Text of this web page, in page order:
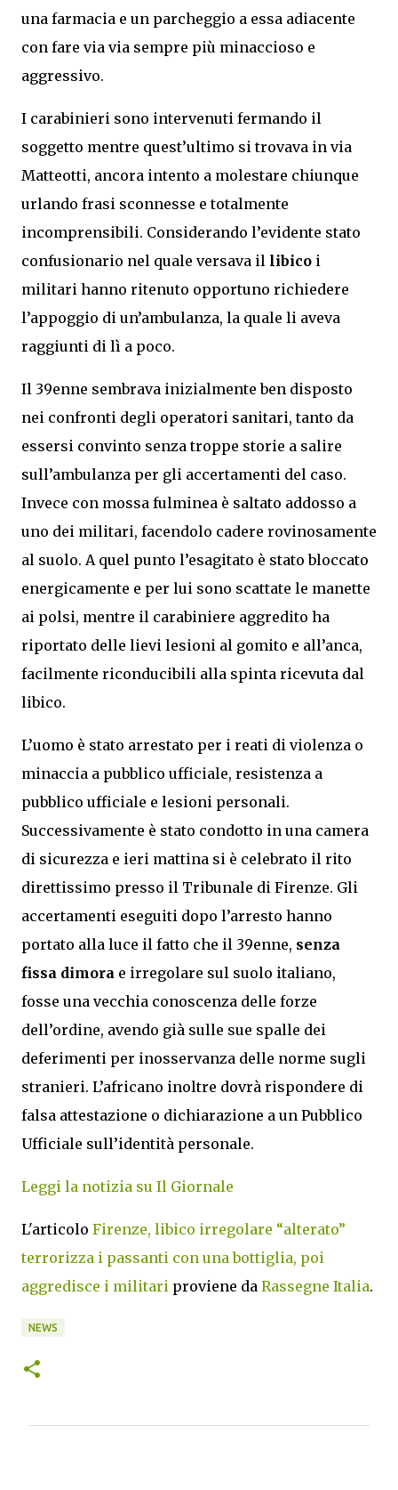
una farmacia e un parcheggio a essa adiacente
con fare via via sempre più minaccioso e
aggressivo.
I carabinieri sono intervenuti fermando il
soggetto mentre quest’ultimo si trovava in via
Matteotti, ancora intento a molestare chiunque
urlando frasi sconnesse e totalmente
incomprensibili. Considerando l’evidente stato
confusionario nel quale versava il libico i
militari hanno ritenuto opportuno richiedere
l’appoggio di un’ambulanza, la quale li aveva
raggiunti di lì a poco.
Il 39enne sembrava inizialmente ben disposto
nei confronti degli operatori sanitari, tanto da
essersi convinto senza troppe storie a salire
sull’ambulanza per gli accertamenti del caso.
Invece con mossa fulminea è saltato addosso a
uno dei militari, facendolo cadere rovinosamente
al suolo. A quel punto l’esagitato è stato bloccato
energicamente e per lui sono scattate le manette
ai polsi, mentre il carabiniere aggredito ha
riportato delle lievi lesioni al gomito e all’anca,
facilmente riconducibili alla spinta ricevuta dal
libico.
L’uomo è stato arrestato per i reati di violenza o
minaccia a pubblico ufficiale, resistenza a
pubblico ufficiale e lesioni personali.
Successivamente è stato condotto in una camera
di sicurezza e ieri mattina si è celebrato il rito
direttissimo presso il Tribunale di Firenze. Gli
accertamenti eseguiti dopo l’arresto hanno
portato alla luce il fatto che il 39enne, senza
fissa dimora e irregolare sul suolo italiano,
fosse una vecchia conoscenza delle forze
dell’ordine, avendo già sulle sue spalle dei
deferimenti per inosservanza delle norme sugli
stranieri. L’africano inoltre dovrà rispondere di
falsa attestazione o dichiarazione a un Pubblico
Ufficiale sull’identità personale.
Leggi la notizia su Il Giornale
L'articolo Firenze, libico irregolare “alterato”
terrorizza i passanti con una bottiglia, poi
aggredisce i militari proviene da Rassegne Italia.
NEWS